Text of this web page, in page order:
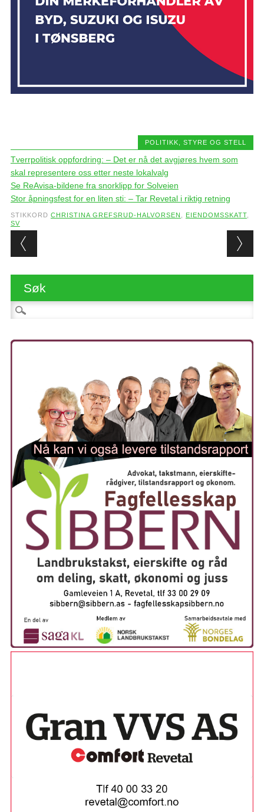
POLITIKK, STYRE OG STELL
Tverrpolitisk oppfordring: – Det er nå det avgjøres hvem som
skal representere oss etter neste lokalvalg
Se ReAvisa-bildene fra snorklipp for Solveien
Stor åpningsfest for en liten sti: – Tar Revetal i riktig retning
STIKKORD CHRISTINA GREFSRUD-HALVORSEN EIENDOMSSKATT,
SV
Post navigation
Søk
Søk etter: